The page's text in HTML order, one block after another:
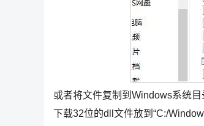
或者将文件复制到Windows系统
下载32位的dll文件放到“C:/